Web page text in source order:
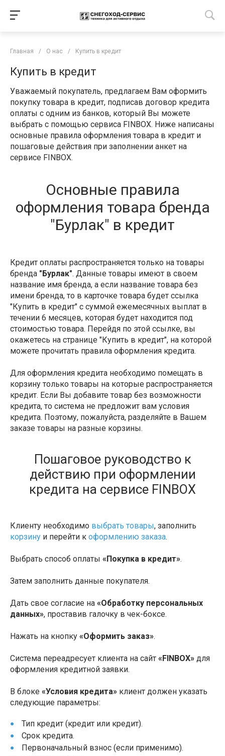
Главная / О нас / Купить в кредит
Купить в кредит
Уважаемый покупатель, предлагаем Вам оформить
покупку товара в кредит, подписав договор кредита
оплаты с одним из банков, который Вы можете
выбрать с помощью сервиса FINBOX. Ниже написаны
основные правила оформления товара в кредит и
пошаговые действия при заполнении анкет на
сервисе FINBOX.
Основные правила
оформления товара бренда
"Бурлак" в кредит
Кредит оплаты распространяется только на товары
бренда "Бурлак". Данные товары имеют в своем
название имя бренда, а если название товара без
имени бренда, то в карточке товара будет ссылка
"Купить в кредит" с суммой ежемесячных выплат в
течении 6 месяцев, которая будет находится под
стоимостью товара. Перейдя по этой ссылке, вы
окажетесь на странице "Купить в кредит", на которой
можете прочитать правила оформления кредита.
Для оформления кредита необходимо помещать в
корзину только товары на которые распространяется
кредит. Если Вы добавите товар без возможности
кредита, то система не предложит вам условия
кредита. Поэтому, пожалуйста, разделяйте в Вашем
заказе товары на разные корзины.
Пошаговое руководство к
действию при оформлении
кредита на сервисе FINBOX
Клиенту необходимо выбрать товары, заполнить
корзину и перейти к оформлению заказа.
Выбрать способ оплаты «Покупка в кредит».
Затем заполнить данные покупателя.
Дать свое согласие на «Обработку персональных
данных», проставив галочку в чек-боксе.
Нажать на кнопку «Оформить заказ».
Система переадресует клиента на сайт «FINBOX» для
оформления кредитной заявки.
В блоке «Условия кредита» клиент должен указать
следующие параметры:
Тип кредит (кредит или кредит).
Срок кредита.
Первоначальный взнос (если применимо).